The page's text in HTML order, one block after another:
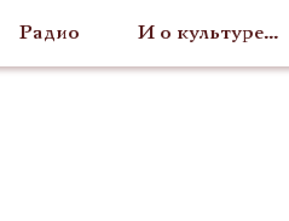
Радио И о культуре...